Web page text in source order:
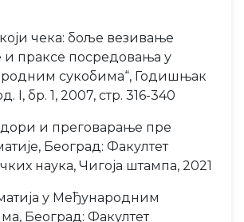
чека: боље везивање
и праксе посредовања у
сукобима“, Годишњак
I, бр. 1, 2007, стр. 316-340
и преговарање пре
Београд: Факултет
наука, Чигоја штампа, 2021
у Међународним
Београд: Факултет